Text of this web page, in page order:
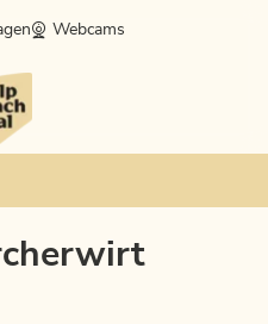
Webcams